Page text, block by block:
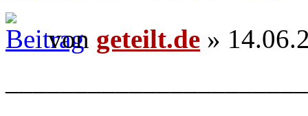
von geteilt.de »